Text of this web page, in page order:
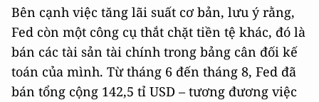
Bên cạnh việc tăng lãi suất cơ bản, lưu ý rằng,
Fed còn một công cụ thắt chặt tiền tệ khác, đó là
bán các tài sản tài chính trong bảng cân đối kế
toán của mình. Từ tháng 6 đến tháng 8, Fed đã
bán tổng cộng 142,5 tỉ USD – tương đương việc